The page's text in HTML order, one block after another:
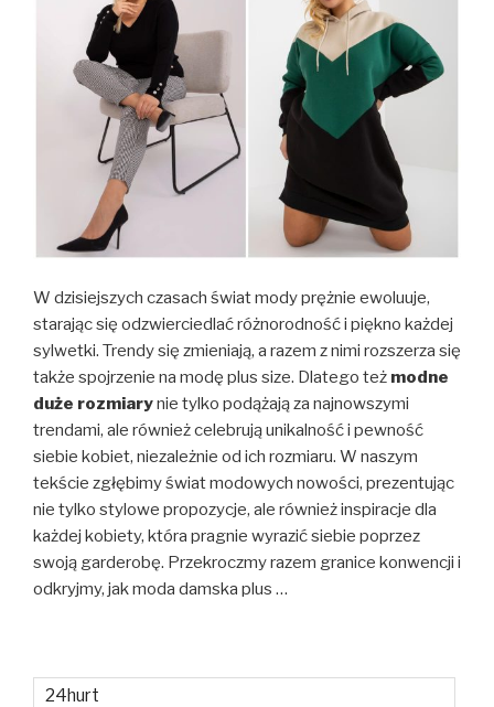
W dzisiejszych czasach świat mody prężnie ewoluuje,
starając się odzwierciedlać różnorodność i piękno każdej
sylwetki. Trendy się zmieniają, a razem z nimi rozszerza się
także spojrzenie na modę plus size. Dlatego też modne
duże rozmiarynie tylko podążają za najnowszymi
trendami, ale również celebrują unikalność i pewność
siebie kobiet, niezależnie od ich rozmiaru. W naszym
tekście zgłębimy świat modowych nowości, prezentując
nie tylko stylowe propozycje, ale również inspiracje dla
każdej kobiety, która pragnie wyrazić siebie poprzez
swoją garderobę. Przekroczmy razem granice konwencji i
odkryjmy, jak moda damska plus …
24hurt